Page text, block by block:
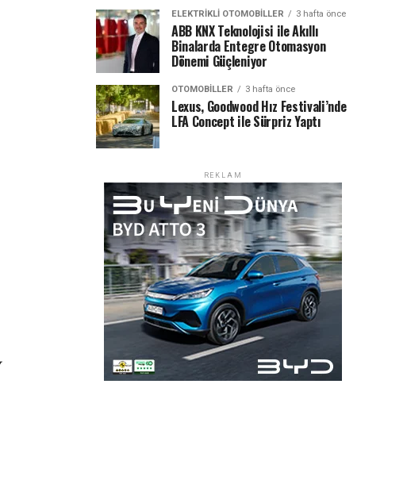
ELEKTRIKLI OTOMOBILLER 3 hafta önce
ABB KNX Teknolojisi ile Akıllı
Binalarda Entegre Otomasyon
Dönemi Güçleniyor
OTOMOBILLER 3 hafta önce
Lexus, Goodwood Hız Festivali’nde
LFA Concept ile Sürpriz Yaptı
REKLAM